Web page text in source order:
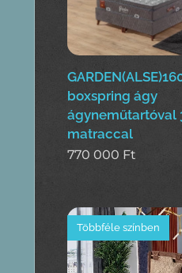
boxspring ágy
ágyneműtartóval
matraccal
770 000 Ft
Többféle színben